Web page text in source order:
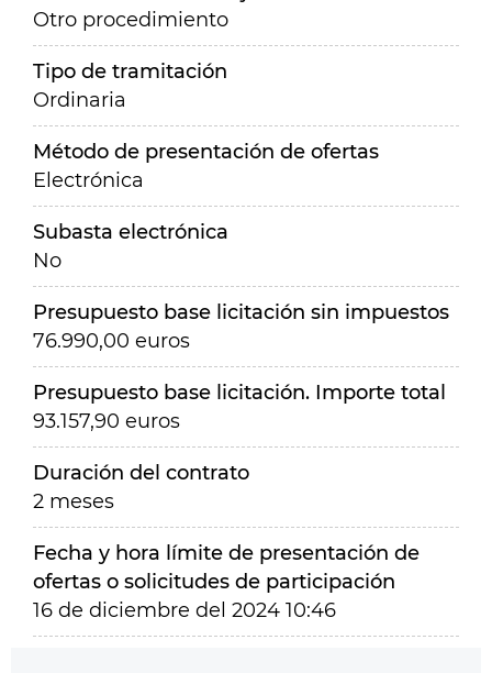
Otro procedimiento
Tipo de tramitación
Ordinaria
Método de presentación de ofertas
Electrónica
Subasta electrónica
No
Presupuesto base licitación sin impuestos
76.990,00 euros
Presupuesto base licitación. Importe total
93.157,90 euros
Duración del contrato
2 meses
Fecha y hora límite de presentación de
ofertas o solicitudes de participación
16 de diciembre del 2024 10:46